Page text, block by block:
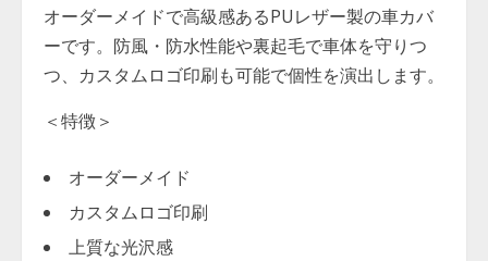
オーダーメイドで高級感あるPUレザー製の車カバ
ーです。防風・防水性能や裏起毛で車体を守りつ
つ、カスタムロゴ印刷も可能で個性を演出します。
＜特徴＞
オーダーメイド
カスタムロゴ印刷
上質な光沢感